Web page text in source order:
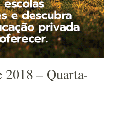
2018 – Quarta-